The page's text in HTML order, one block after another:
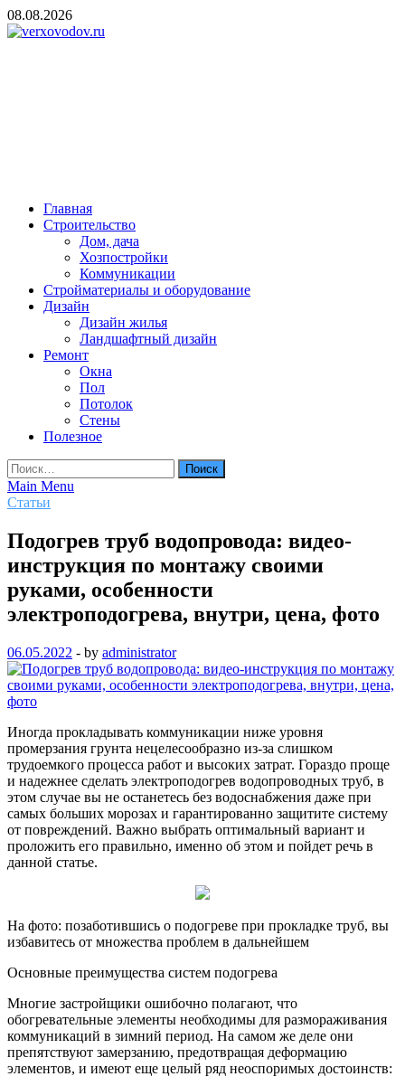
Skip
to
08.08.2026
Главная
Строительство
Дом, дача
Хозпостройки
Коммуникации
Стройматериалы и оборудование
Дизайн
Дизайн жилья
Ландшафтный дизайн
Ремонт
Окна
Пол
Потолок
Стены
Полезное
Найти:
Main Menu
Статьи
Подогрев труб водопровода: видео-
инструкция по монтажу своими
руками, особенности
электроподогрева, внутри, цена, фото
06.05.2022 - by administrator
Иногда прокладывать коммуникации ниже уровня
промерзания грунта нецелесообразно из-за слишком
трудоемкого процесса работ и высоких затрат. Гораздо проще
и надежнее сделать электроподогрев водопроводных труб, в
этом случае вы не останетесь без водоснабжения даже при
самых больших морозах и гарантированно защитите систему
от повреждений. Важно выбрать оптимальный вариант и
проложить его правильно, именно об этом и пойдет речь в
данной статье.
На фото: позаботившись о подогреве при прокладке труб, вы
избавитесь от множества проблем в дальнейшем
Основные преимущества систем подогрева
Многие застройщики ошибочно полагают, что
обогревательные элементы необходимы для размораживания
коммуникаций в зимний период. На самом же деле они
препятствуют замерзанию, предотвращая деформацию
элементов, и имеют еще целый ряд неоспоримых достоинств: